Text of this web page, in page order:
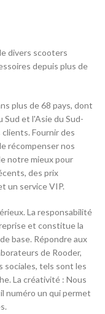
divers scooters
depuis plus de
plus de 68 pays, dont
Sud et l'Asie du Sud-
Fournir des
récompenser nos
notre mieux pour
des prix
un service VIP.
La responsabilité
et constitue la
base. Répondre aux
de Rooder,
sociales, tels sont les
La créativité : Nous
numéro un qui permet